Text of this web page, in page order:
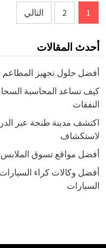
Posts
pagination
1
2 التالي
أحدث المقالات
أفضل حلول تجهيز المطاعم
كيف تساعد المحاسبة
النفقات
اكتشف مدينة طنجة عبر
لاستكشاف
أفضل مواقع تسوق الملابس
أفضل وكالات كراء
السيارات